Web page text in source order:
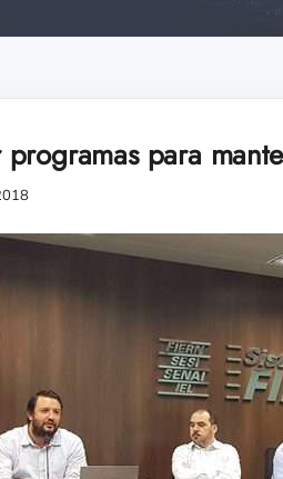
programas para